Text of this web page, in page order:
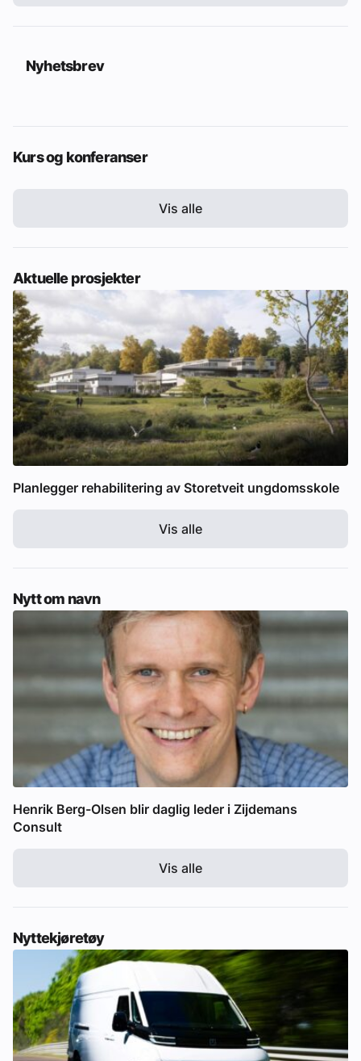
Nyhetsbrev
Kurs og konferanser
Vis alle
Aktuelle prosjekter
Planlegger rehabilitering av Storetveit ungdomsskole
Vis alle
Nytt om navn
Henrik Berg-Olsen blir daglig leder i Zijdemans
Consult
Vis alle
Nyttekjøretøy